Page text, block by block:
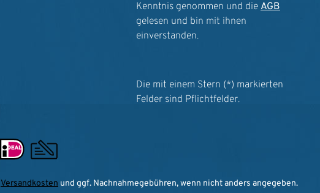
Kenntnis genommen und die AGB
gelesen und bin mit ihnen
einverstanden.
Die mit einem Stern (*) markierten
Felder sind Pflichtfelder.
Versandkosten und ggf. Nachnahmegebühren, wenn nicht anders angegeben.